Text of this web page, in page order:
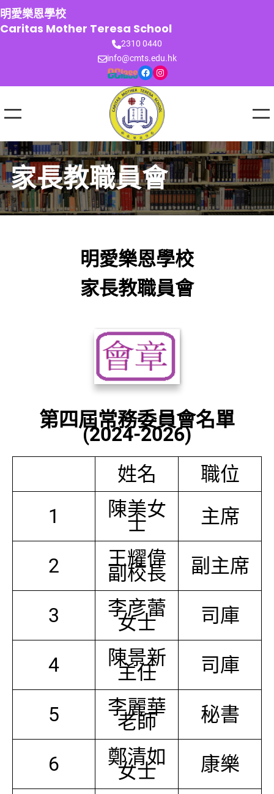
跳
至
主
明愛樂恩學校
Caritas Mother Teresa School
2310 0440
info@cmts.edu.hk
Facebook Instagram
家長教職員會
明愛樂恩學校
家長教職員會
第四屆常務委員會名單
(2024-2026)
姓名
職位
1
陳美女
士 主席
2 王耀偉
副校長 副主席
3 李彦蕾
女士 司庫
4 陳景新
主任 司庫
5 李麗華
老師 秘書
6 鄭清如
女士 康樂